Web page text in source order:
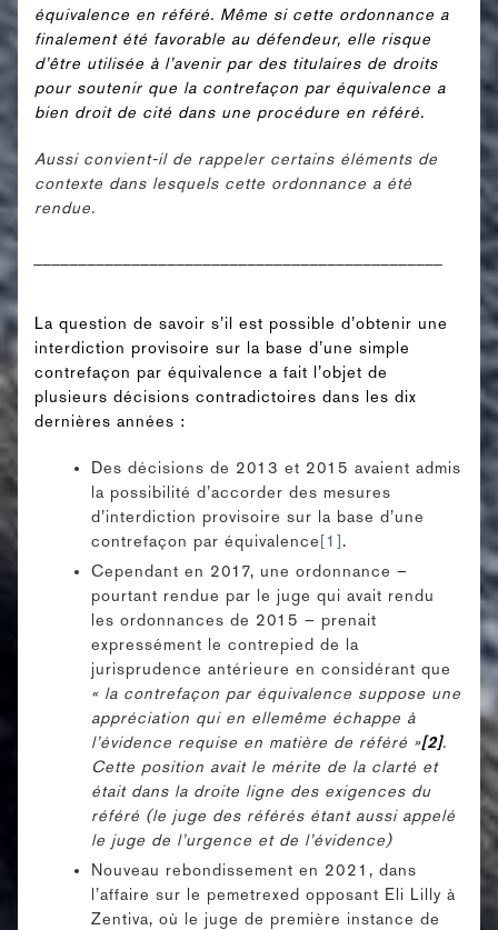
équivalence en référé. Même si cette ordonnance a
finalement été favorable au défendeur, elle risque
d’être utilisée à l’avenir par des titulaires de droits
pour soutenir que la contrefaçon par équivalence a
bien droit de cité dans une procédure en référé.
Aussi convient-il de rappeler certains éléments de
contexte dans lesquels cette ordonnance a été
rendue.
La question de savoir s’il est possible d’obtenir une
interdiction provisoire sur la base d’une simple
contrefaçon par équivalence a fait l’objet de
plusieurs décisions contradictoires dans les dix
dernières années :
Des décisions de 2013 et 2015 avaient admis
la possibilité d’accorder des mesures
d’interdiction provisoire sur la base d’une
contrefaçon par équivalence[1].
Cependant en 2017, une ordonnance –
pourtant rendue par le juge qui avait rendu
les ordonnances de 2015 – prenait
expressément le contrepied de la
jurisprudence antérieure en considérant que
« la contrefaçon par équivalence suppose une
appréciation qui en ellemême échappe à
l’évidence requise en matière de référé »[2].
Cette position avait le mérite de la clarté et
était dans la droite ligne des exigences du
référé (le juge des référés étant aussi appelé
le juge de l’urgence et de l’évidence)
Nouveau rebondissement en 2021, dans
l’affaire sur le pemetrexed opposant Eli Lilly à
Zentiva, où le juge de première instance de